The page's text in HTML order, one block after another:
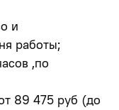
и
работы;
,по
89 475 руб (до